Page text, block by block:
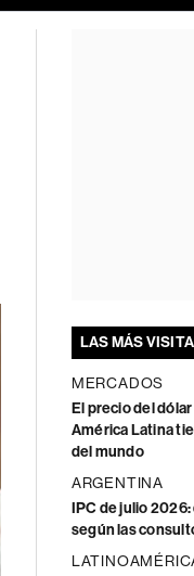
LAS MÁS
MERCADOS
El precio del
América Latina
del mundo
ARGENTINA
IPC de julio
según las